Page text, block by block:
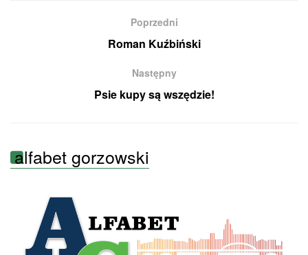
Poprzedni
Roman Kuźbiński
Następny
Psie kupy są wszędzie!
alfabet gorzowski